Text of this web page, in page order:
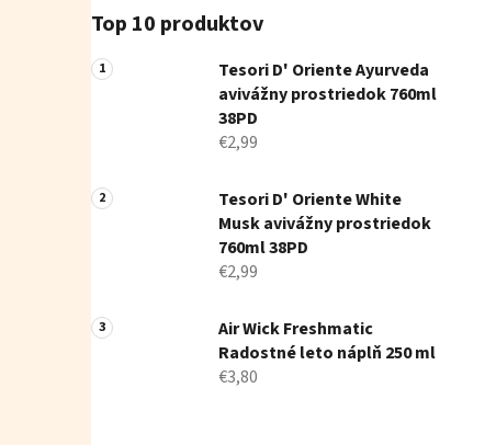
Top 10 produktov
Tesori D' Oriente Ayurveda
avivážny prostriedok 760ml
38PD
€2,99
Tesori D' Oriente White
Musk avivážny prostriedok
760ml 38PD
€2,99
Air Wick Freshmatic
Radostné leto náplň 250 ml
€3,80